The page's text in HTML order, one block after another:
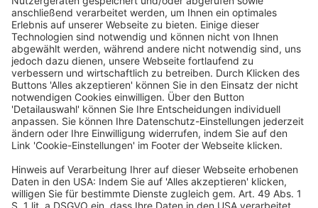
Mainz
Veranstalter
dfv Conference Group GmbH
Mainzer Landstraße 251
60326 Frankfurt